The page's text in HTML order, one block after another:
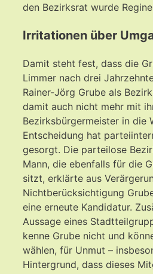
den Bezirksrat wurde
Irritationen über
Damit steht fest, dass die
Limmer nach drei
Rainer-Jörg Grube als
damit auch nicht mehr mit
Bezirksbürgermeister in die
Entscheidung hat
gesorgt. Die parteilose
Mann, die ebenfalls für die
sitzt, erklärte aus
Nichtberücksichtigung
eine erneute Kandidatur.
Aussage eines
kenne Grube nicht und
wählen, für Unmut –
Hintergrund, dass dieses